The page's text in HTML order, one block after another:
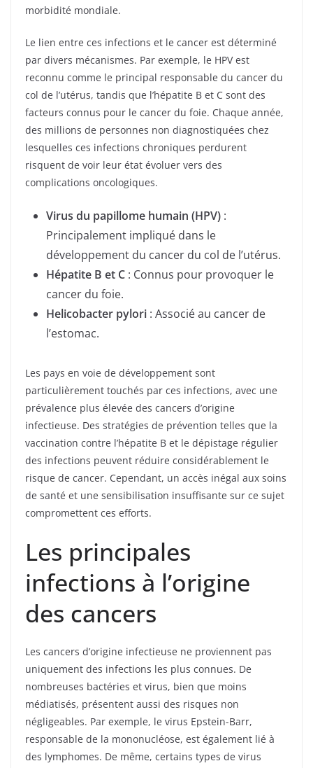
morbidité mondiale.
Le lien entre ces infections et le cancer est déterminé
par divers mécanismes. Par exemple, le HPV est
reconnu comme le principal responsable du cancer du
col de l’utérus, tandis que l’hépatite B et C sont des
facteurs connus pour le cancer du foie. Chaque année,
des millions de personnes non diagnostiquées chez
lesquelles ces infections chroniques perdurent
risquent de voir leur état évoluer vers des
complications oncologiques.
Virus du papillome humain (HPV) :
Principalement impliqué dans le
développement du cancer du col de l’utérus.
Hépatite B et C : Connus pour provoquer le
cancer du foie.
Helicobacter pylori : Associé au cancer de
l’estomac.
Les pays en voie de développement sont
particulièrement touchés par ces infections, avec une
prévalence plus élevée des cancers d’origine
infectieuse. Des stratégies de prévention telles que la
vaccination contre l’hépatite B et le dépistage régulier
des infections peuvent réduire considérablement le
risque de cancer. Cependant, un accès inégal aux soins
de santé et une sensibilisation insuffisante sur ce sujet
compromettent ces efforts.
Les principales
infections à l’origine
des cancers
Les cancers d’origine infectieuse ne proviennent pas
uniquement des infections les plus connues. De
nombreuses bactéries et virus, bien que moins
médiatisés, présentent aussi des risques non
négligeables. Par exemple, le virus Epstein-Barr,
responsable de la mononucléose, est également lié à
des lymphomes. De même, certains types de virus